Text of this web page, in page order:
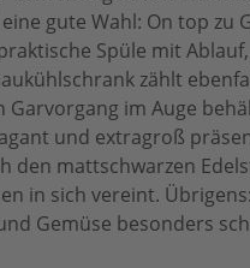
gute Wahl: On top zu
Spüle mit
zählt
im Auge
und extragroß
den mattschwarzen
in sich vereint.
Gemüse besonders